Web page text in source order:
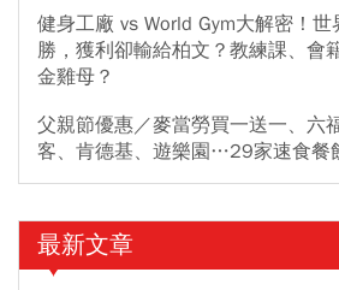
健身工廠 vs World Gym大解密！世
勝，獲利卻輸給柏文？教練課、
金雞母？
父親節優惠／麥當勞買一送一、六
客、肯德基、遊樂園…29家速食餐
最新文章